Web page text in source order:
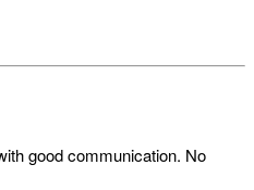
good communication. No